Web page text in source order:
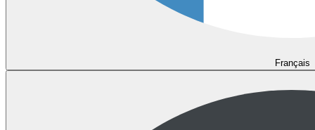
Français